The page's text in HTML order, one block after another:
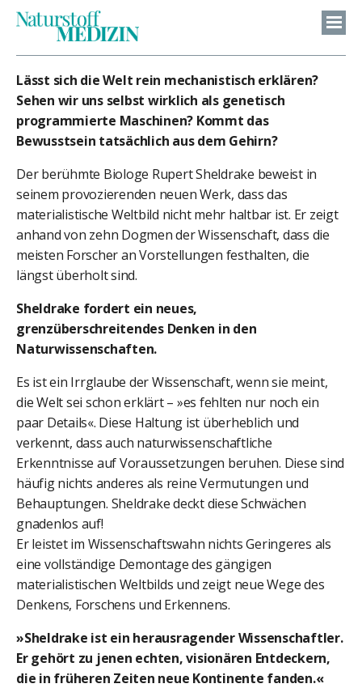
Lässt sich die Welt rein mechanistisch erklären?
Sehen wir uns selbst wirklich als genetisch
programmierte Maschinen? Kommt das
Bewusstsein tatsächlich aus dem Gehirn?
Der berühmte Biologe Rupert Sheldrake beweist in
seinem provozierenden neuen Werk, dass das
materialistische Weltbild nicht mehr haltbar ist. Er zeigt
anhand von zehn Dogmen der Wissenschaft, dass die
meisten Forscher an Vorstellungen festhalten, die
längst überholt sind.
Sheldrake fordert ein neues,
grenzüberschreitendes Denken in den
Naturwissenschaften.
Es ist ein Irrglaube der Wissenschaft, wenn sie meint,
die Welt sei schon erklärt – »es fehlten nur noch ein
paar Details«. Diese Haltung ist überheblich und
verkennt, dass auch naturwissenschaftliche
Erkenntnisse auf Voraussetzungen beruhen. Diese sind
häufig nichts anderes als reine Vermutungen und
Behauptungen. Sheldrake deckt diese Schwächen
gnadenlos auf!
Er leistet im Wissenschaftswahn nichts Geringeres als
eine vollständige Demontage des gängigen
materialistischen Weltbilds und zeigt neue Wege des
Denkens, Forschens und Erkennens.
»Sheldrake ist ein herausragender Wissenschaftler.
Er gehört zu jenen echten, visionären Entdeckern,
die in früheren Zeiten neue Kontinente fanden.«